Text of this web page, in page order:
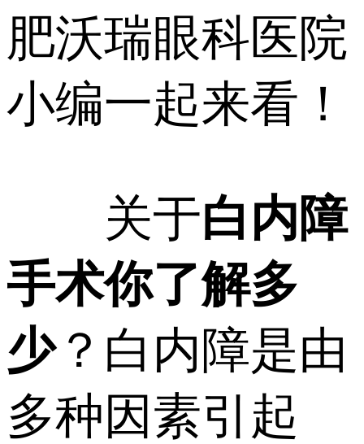
肥沃瑞眼科医院
小编一起来看！
关于白内障
手术你了解多
少？白内障是由
多种因素引起